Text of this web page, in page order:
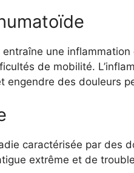
une
de mobilité.
engendre des douleurs
caractérisée par des
extrême et de